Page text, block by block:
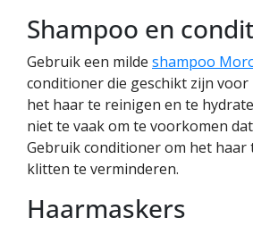
Shampoo en
Gebruik een milde shampoo
conditioner die geschikt zijn
het haar te reinigen en te
niet te vaak om te voorkomen
Gebruik conditioner om het haar
klitten te verminderen.
Haarmaskers